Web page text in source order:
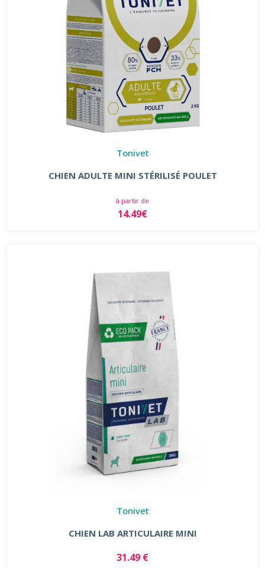
Tonivet
CHIEN ADULTE MINI STÉRILISÉ POULET
à partir de
14.49€
Tonivet
CHIEN LAB ARTICULAIRE MINI
31.49 €